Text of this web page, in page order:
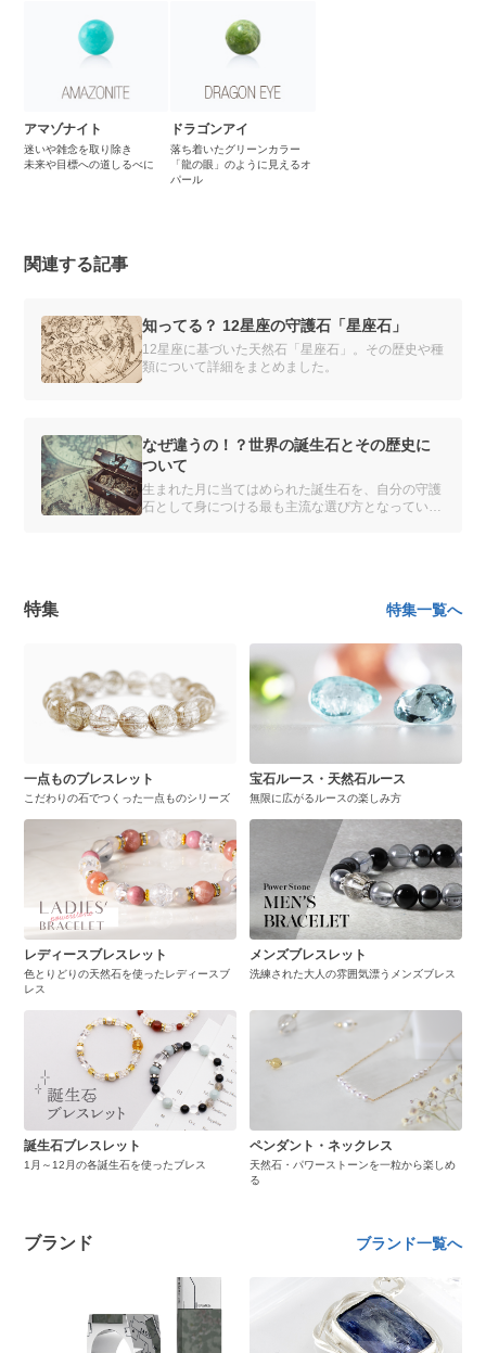
アマゾナイト
迷いや雑念を取り除き
未来や目標への道しるべに
ドラゴンアイ
落ち着いたグリーンカラー
「龍の眼」のように見えるオ
パール
関連する記事
知ってる？ 12星座の守護石「星座石」
12星座に基づいた天然石「星座石」。その歴史や種
類について詳細をまとめました。
なぜ違うの！？世界の誕生石とその歴史に
ついて
生まれた月に当てはめられた誕生石を、自分の守護
石として身につける最も主流な選び方となっている
特集 特集一覧へ
一点ものブレスレット
こだわりの石でつくった一点ものシリーズ
宝石ルース・天然石ルース
無限に広がるルースの楽しみ方
レディースブレスレット
色とりどりの天然石を使ったレディースブ
レス
メンズブレスレット
洗練された大人の雰囲気漂うメンズブレス
誕生石ブレスレット
1月～12月の各誕生石を使ったブレス
ペンダント・ネックレス
天然石・パワーストーンを一粒から楽しめ
る
ブランド ブランド一覧へ